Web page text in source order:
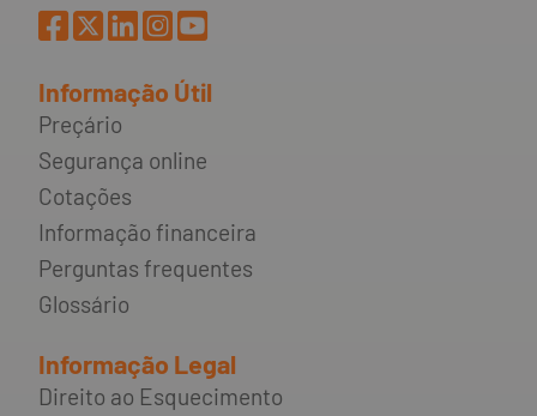
Informação Útil
Preçário
Segurança online
Cotações
Informação financeira
Perguntas frequentes
Glossário
Informação Legal
Direito ao Esquecimento